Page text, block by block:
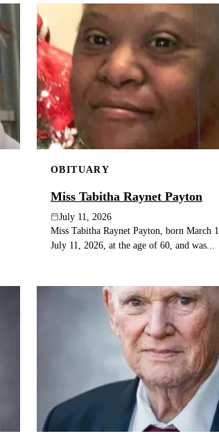
OBITUARY
Miss Tabitha Raynet Payton
July 11, 2026
Miss Tabitha Raynet Payton, born March
July 11, 2026, at the age of 60, and was...